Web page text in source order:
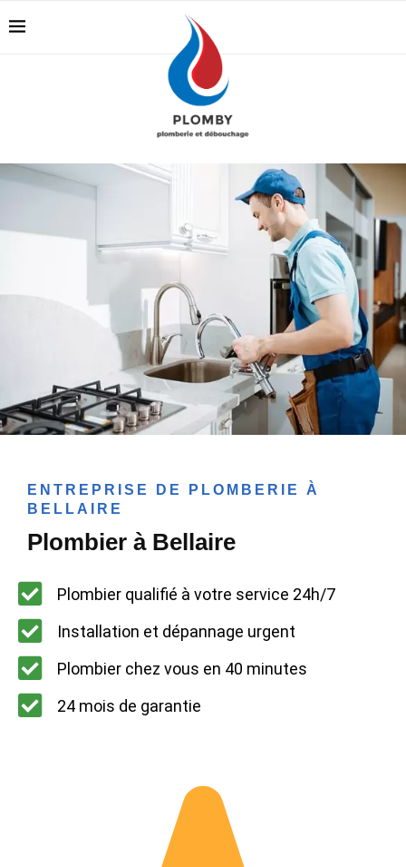
ENTREPRISE DE PLOMBERIE À
BELLAIRE
Plombier à Bellaire
Plombier qualifié à votre service 24h/7
Installation et dépannage urgent
Plombier chez vous en 40 minutes
24 mois de garantie